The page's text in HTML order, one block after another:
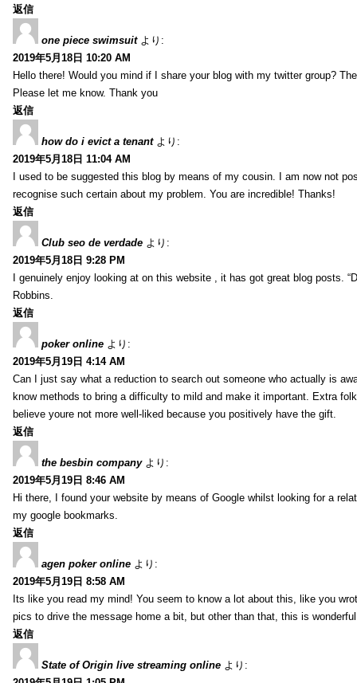
返信
one piece swimsuit より:
2019年5月18日 10:20 AM
Hello there! Would you mind if I share your blog with my twitter group?
Please let me know. Thank you
返信
how do i evict a tenant より:
2019年5月18日 11:04 AM
I used to be suggested this blog by means of my cousin. I am now not
recognise such certain about my problem. You are incredible! Thanks!
返信
Club seo de verdade より:
2019年5月18日 9:28 PM
I genuinely enjoy looking at on this website , it has got great blog posts.
Robbins.
返信
poker online より:
2019年5月19日 4:14 AM
Can I just say what a reduction to search out someone who actually is
know methods to bring a difficulty to mild and make it important. Extra
believe youre not more well-liked because you positively have the gift.
返信
the besbin company より:
2019年5月19日 8:46 AM
Hi there, I found your website by means of Google whilst looking for a
my google bookmarks.
返信
agen poker online より:
2019年5月19日 8:58 AM
Its like you read my mind! You seem to know a lot about this, like you
pics to drive the message home a bit, but other than that, this is
返信
State of Origin live streaming online より: